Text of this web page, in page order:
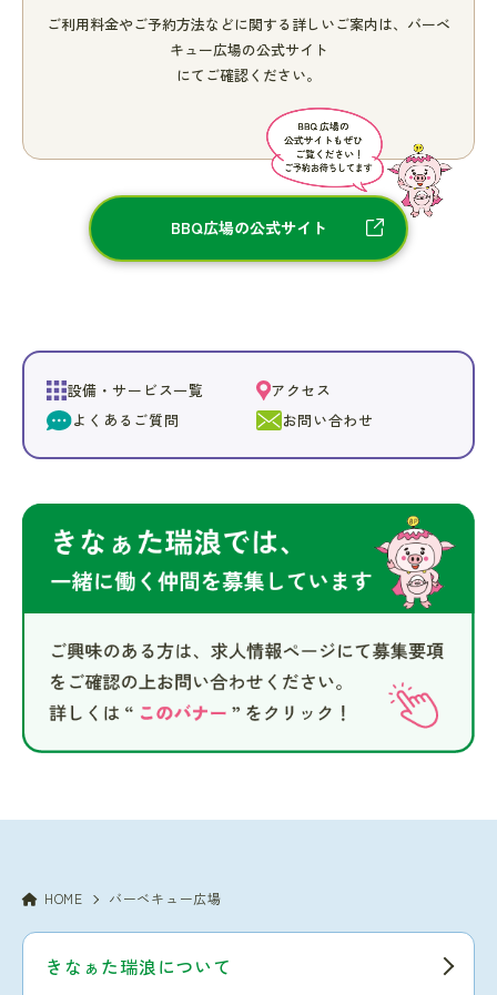
ご利用料金やご予約方法などに関する 詳しいご案内は、 バーベ
キュー広場の公式サイト
にてご確認ください。
BBQ広場の公式サイト
設備・サービス一覧
アクセス
よくあるご質問
お問い合わせ
HOME バーベキュー広場
きなぁた瑞浪について